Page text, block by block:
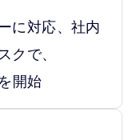
に対応、社内
クで、
開始